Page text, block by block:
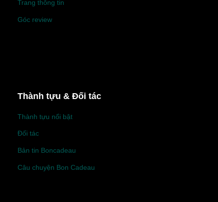
Trang thông tin
Góc review
Thành tựu & Đối tác
Thành tựu nổi bật
Đối tác
Bản tin Boncadeau
Câu chuyện Bon Cadeau